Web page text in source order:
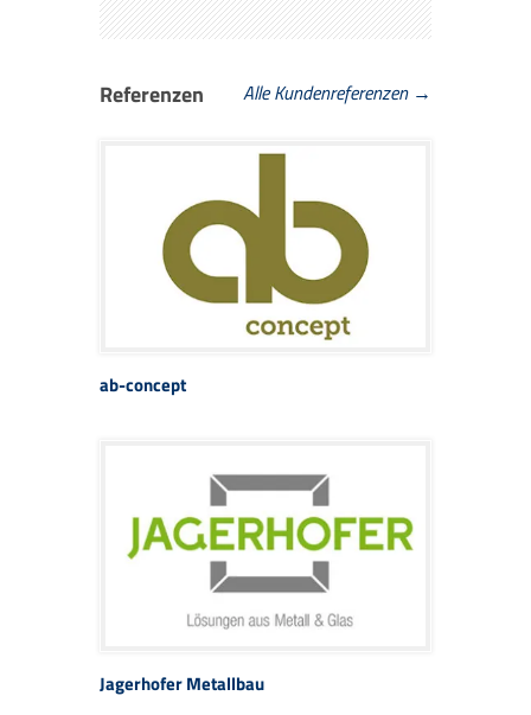
Referenzen Alle Kundenreferenzen →
ab-concept
Jagerhofer Metallbau